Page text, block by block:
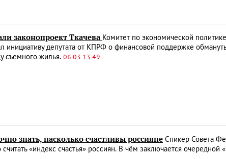
законопроект Ткачева Комитет по экономической
инициативу депутата от КПРФ о финансовой поддержке
съемного жилья. 06.03 13:49
знать, насколько счастливы россияне Спикер Совета
«индекс счастья» россиян. В чём заключается очередной